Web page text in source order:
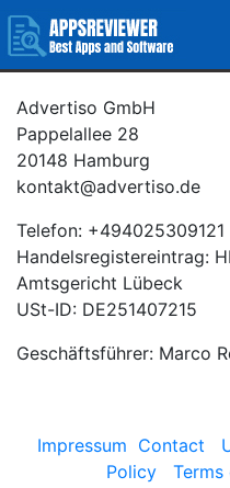
Advertiso GmbH
Pappelallee 28
20148 Hamburg
kontakt@advertiso.de
Telefon: +494025309121
Handelsregistereintrag:
Amtsgericht Lübeck
USt-ID: DE251407215
Geschäftsführer: Marco
Impressum Contact
Policy